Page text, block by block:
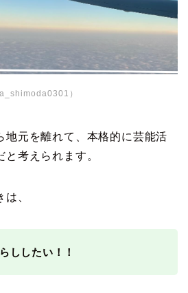
）
地元を離れて、本格的に芸能活
考えられます。
、
ししたい！！